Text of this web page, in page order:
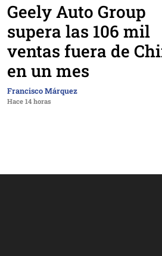
Geely Auto Group
supera las 106 mil
ventas fuera de
en un mes
Francisco Márquez
Hace 14 horas